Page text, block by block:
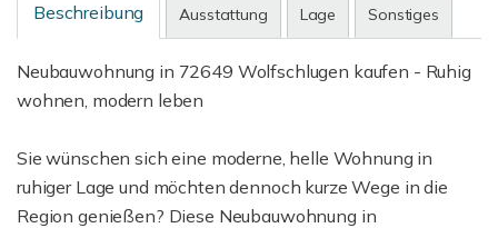
Beschreibung Ausstattung Lage Sonstiges
Neubauwohnung in 72649 Wolfschlugen kaufen - Ruhig
wohnen, modern leben
Sie wünschen sich eine moderne, helle Wohnung in
ruhiger Lage und möchten dennoch kurze Wege in die
Region genießen? Diese Neubauwohnung in